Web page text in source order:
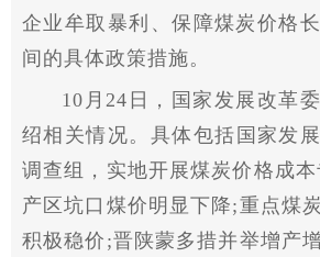
企业牟取暴利、保障煤炭价格
间的具体政策措施。
10月24日， 国家 发展改革
绍相关情况。具体包括 国家发
调查组，实地开展煤炭价格成
产区坑口煤价明显下降;重点煤
积极稳价;晋陕蒙多措并举增产